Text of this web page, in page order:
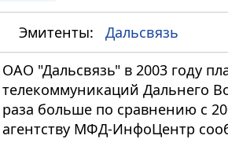
Эмитенты: Дальсвязь
ОАО "Дальсвязь" в 2003 году
телекоммуникаций Дальнего
раза больше по сравнению с
агентству МФД-ИнфоЦентр